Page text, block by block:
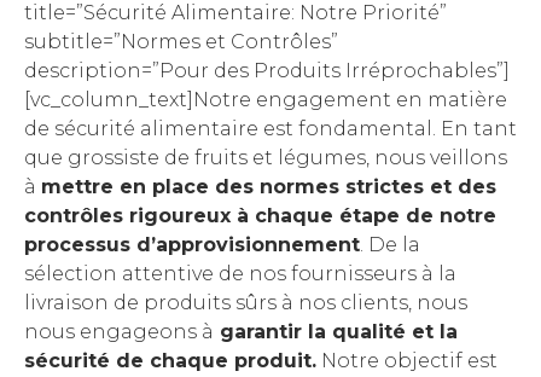
title=”Sécurité Alimentaire: Notre Priorité”
subtitle=”Normes et Contrôles”
description=”Pour des Produits Irréprochables”]
[vc_column_text]Notre engagement en matière
de sécurité alimentaire est fondamental. En tant
que grossiste de fruits et légumes, nous veillons
à mettre en place des normes strictes et des
contrôles rigoureux à chaque étape de notre
processus d’approvisionnement. De la
sélection attentive de nos fournisseurs à la
livraison de produits sûrs à nos clients, nous
nous engageons à garantir la qualité et la
sécurité de chaque produit. Notre objectif est